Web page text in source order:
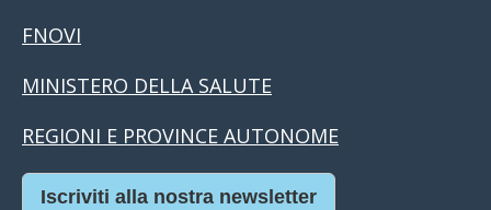
FNOVI
MINISTERO DELLA SALUTE
REGIONI E PROVINCE AUTONOME
Iscriviti alla nostra newsletter